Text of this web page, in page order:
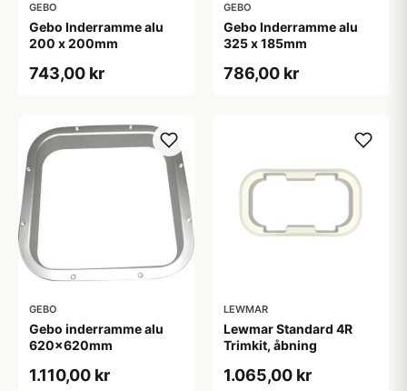
GEBO
Gebo Inderramme alu
200 x 200mm
743,00 kr
GEBO
Gebo Inderramme alu
325 x 185mm
786,00 kr
GEBO
Gebo inderramme alu
620x620mm
1.110,00 kr
LEWMAR
Lewmar Standard 4R
Trimkit, åbning
1.065,00 kr